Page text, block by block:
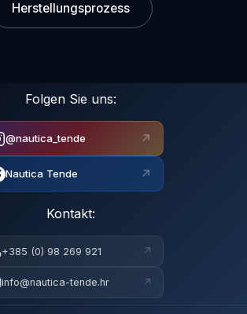
Herstellungsprozess
Folgen Sie uns:
@nautica_tende ↗
Nautica Tende ↗
Kontakt:
+385 (0) 98 269 921 ↗
info@nautica-tende.hr ↗